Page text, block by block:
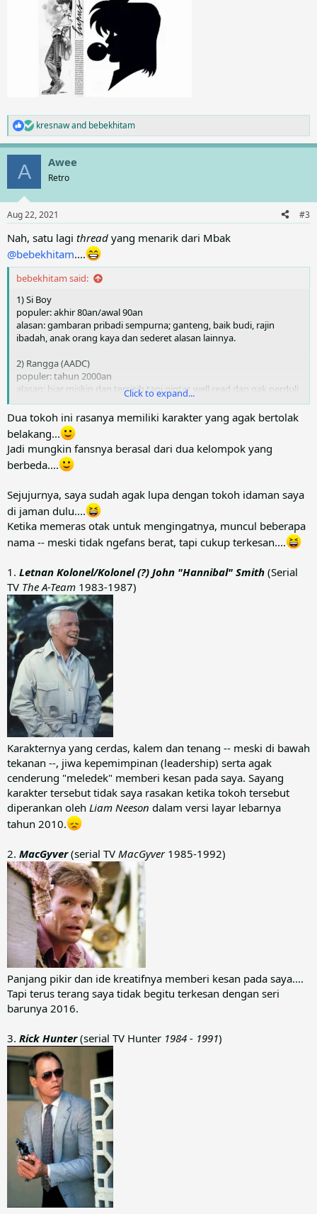
R
e
a
i
s
:
kresnawand bebekhitam
A Awee
Retro
Aug 22, 2021 #3
Nah, satu lagi thread yang menarik dari Mbak
@bebekhitam....
bebekhitam said:
1) Si Boy
populer: akhir 80an/awal 90an
alasan: gambaran pribadi sempurna; ganteng, baik budi, rajin
ibadah, anak orang kaya dan sederet alasan lainnya.
2) Rangga (AADC)
populer: tahun 2000an
alasan: biar miskin dan tersisih tapi pintar, well read dan gak perduli
sama trend.
Click to expand...
Dua tokoh ini rasanya memiliki karakter yang agak bertolak
belakang...
Jadi mungkin fansnya berasal dari dua kelompok yang
berbeda....
Sejujurnya, saya sudah agak lupa dengan tokoh idaman saya
di jaman dulu....
Ketika memeras otak untuk mengingatnya, muncul beberapa
nama -- meski tidak ngefans berat, tapi cukup terkesan....
1. Letnan Kolonel/Kolonel (?) John "Hannibal" Smith (Serial
TV The A-Team 1983-1987)
Karakternya yang cerdas, kalem dan tenang -- meski di bawah
tekanan --, jiwa kepemimpinan (leadership) serta agak
cenderung "meledek" memberi kesan pada saya. Sayang
karakter tersebut tidak saya rasakan ketika tokoh tersebut
diperankan oleh Liam Neeson dalam versi layar lebarnya
tahun 2010.
2. MacGyver(serial TV MacGyver1985-1992)
Panjang pikir dan ide kreatifnya memberi kesan pada saya....
Tapi terus terang saya tidak begitu terkesan dengan seri
barunya 2016.
3. Rick Hunter(serial TV Hunter 1984 - 1991)